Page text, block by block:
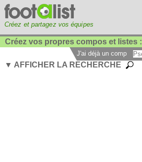
Créez et partagez vos équipes
Créez vos propres compos et listes :
J'ai déjà un compte :
▼ AFFICHER LA RECHERCHE